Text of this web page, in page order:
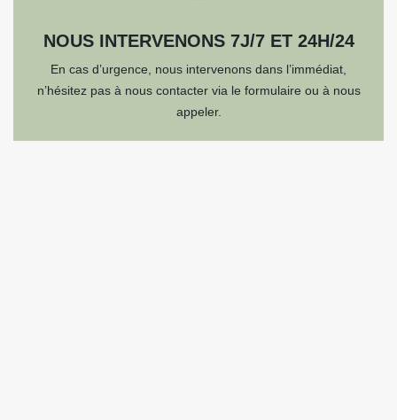
NOUS INTERVENONS 7J/7 ET 24H/24
En cas d’urgence, nous intervenons dans l’immédiat,
n’hésitez pas à nous contacter via le formulaire ou à nous
appeler.